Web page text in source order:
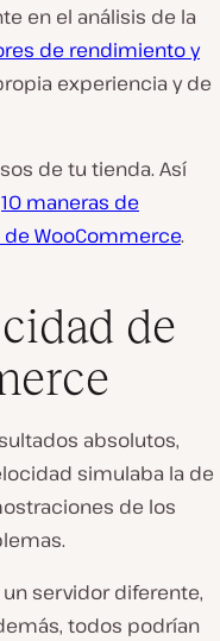
en el análisis de la
de rendimiento y
experiencia y de
de tu tienda. Así
10 maneras de
WooCommerce.
de
absolutos,
simulaba la de
de los
servidor diferente,
todos podrían